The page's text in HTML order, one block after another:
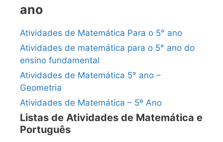
ano
Atividades de Matemática Para o 5° ano
Atividades de matemática para o 5° ano do
ensino fundamental
Atividades de Matemática 5° ano –
Geometria
Atividades de Matemática – 5º Ano
Listas de Atividades de Matemática e
Português